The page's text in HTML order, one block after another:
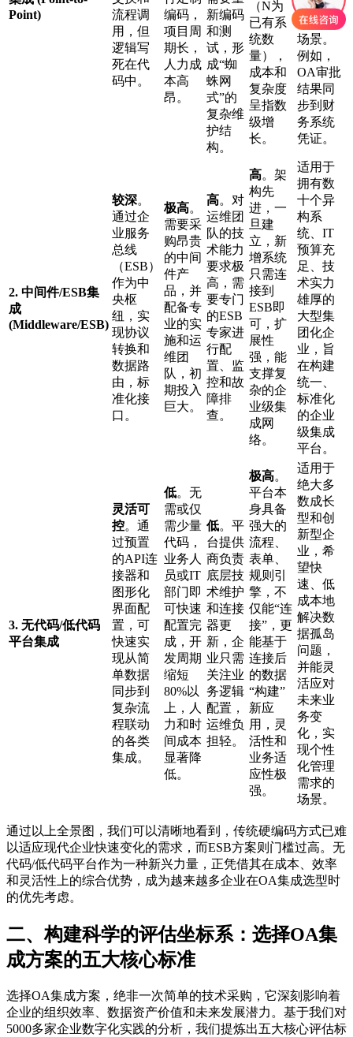
Point)
流程调
用，但
逻辑写
死在代
码中。
编码，
项目周
期长，
人力成
本高
昂。
新编码
和测
试，形
成“蜘
蛛网
式”的
复杂维
护结
构。
（N为
已有系
统数
量），
成本和
复杂度
呈指数
级增
长。
展计划
的简单
场景。
例如，
OA审批
结果同
步到财
务系统
凭证。
2. 中间件/ESB集
成
(Middleware/ESB)
较深。
通过企
业服务
总线
（ESB）
作为中
央枢
纽，实
现协议
转换和
数据路
由，标
准化接
口。
极高。
需要采
购昂贵
的中间
件产
品，并
配备专
业的实
施和运
维团
队，初
期投入
巨大。
高。对
运维团
队的技
术能力
要求极
高，需
要专门
的ESB
专家进
行配
置、监
控和故
障排
查。
高。架
构先
进，一
旦建
立，新
增系统
只需连
接到
ESB即
可，扩
展性
强，能
支撑复
杂的企
业级集
成网
络。
适用于
拥有数
十个异
构系
统、IT
预算充
足、技
术实力
雄厚的
大型集
团化企
业，旨
在构建
统一、
标准化
的企业
级集成
平台。
3. 无代码/低代码
平台集成
灵活可
控。通
过预置
的API连
接器和
图形化
界面配
置，可
快速实
现从简
单数据
同步到
复杂流
程联动
的各类
集成。
低。无
需或仅
需少量
代码，
业务人
员或IT
部门即
可快速
配置完
成，开
发周期
缩短
80%以
上，人
力和时
间成本
显著降
低。
低。平
台提供
商负责
底层技
术维护
和连接
器更
新，企
业只需
关注业
务逻辑
配置，
运维负
担轻。
极高。
平台本
身具备
强大的
流程、
表单、
规则引
擎，不
仅能“连
接”，更
能基于
连接后
的数据
“构建”
新应
用，灵
活性和
业务适
应性极
强。
适用于
绝大多
数成长
型和创
新型企
业，希
望快
速、低
成本地
解决数
据孤岛
问题，
并能灵
活应对
未来业
务变
化，实
现个性
化管理
需求的
场景。
通过以上全景图，我们可以清晰地看到，传统硬编码方式已难
以适应现代企业快速变化的需求，而ESB方案则门槛过高。无
代码/低代码平台作为一种新兴力量，正凭借其在成本、效率
和灵活性上的综合优势，成为越来越多企业在OA集成选型时
的优先考虑。
二、构建科学的评估坐标系：选择OA集
成方案的五大核心标准
选择OA集成方案，绝非一次简单的技术采购，它深刻影响着
企业的组织效率、数据资产价值和未来发展潜力。基于我们对
5000多家企业数字化实践的分析，我们提炼出五大核心评估标